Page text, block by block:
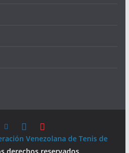
Venezolana de Tenis de